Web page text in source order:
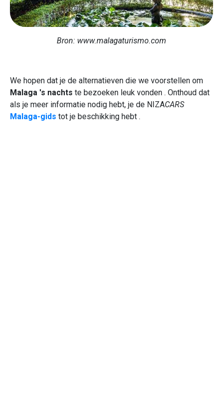
Bron: www.malagaturismo.com
We hopen dat je de alternatieven die we voorstellen om
Malaga 's nachts te bezoeken leuk vonden . Onthoud dat
als je meer informatie nodig hebt, je de NIZACARS
Malaga-gids tot je beschikking hebt .